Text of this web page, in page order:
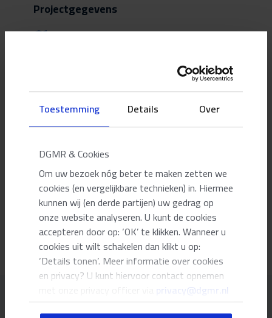
Toestemming Details Over
DGMR & Cookies
Om uw bezoek nóg beter te maken zetten we
cookies (en vergelijkbare technieken) in. Hiermee
kunnen wij (en derde partijen) uw gedrag op
onze website analyseren. U kunt de cookies
accepteren door op: ‘OK’ te klikken. Wanneer u
cookies uit wilt schakelen dan klikt u op:
‘Details tonen’. Meer informatie over cookies
en privacy? U kunt hiervoor contact opnemen
privacy@dgmr.nl
Projectgegevens
Locatie
Projectomvang
750m2
2025
Soort project
Nieuwbouw
Adviesdiensten
Bouwfysica, Brandveiligheid, Installaties
Onze adviseurs